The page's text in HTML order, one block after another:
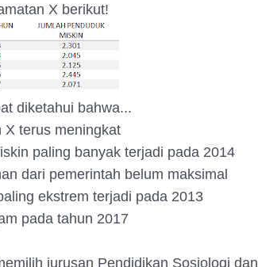
X berikut!
diketahui bahwa...
X terus meningkat
paling banyak terjadi pada 2014
dari pemerintah belum maksimal
ekstrem terjadi pada 2013
pada tahun 2017
jurusan Pendidikan Sosiologi dan